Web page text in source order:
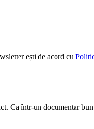
ești de acord cu
Ca într-un documentar bun.